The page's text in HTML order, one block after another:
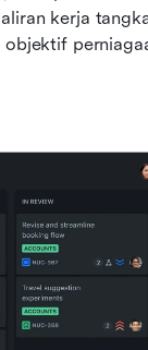
kerja
objektif